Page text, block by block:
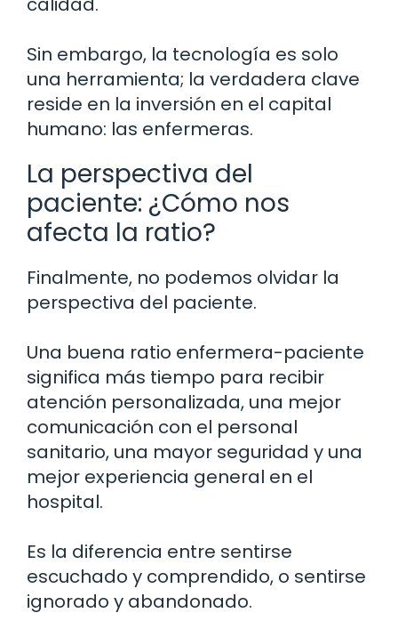
Sin embargo, la tecnología es solo
una herramienta; la verdadera clave
reside en la inversión en el capital
humano: las enfermeras.
La perspectiva del
paciente: ¿Cómo nos
afecta la ratio?
Finalmente, no podemos olvidar la
perspectiva del paciente.
Una buena ratio enfermera-paciente
significa más tiempo para recibir
atención personalizada, una mejor
comunicación con el personal
sanitario, una mayor seguridad y una
mejor experiencia general en el
hospital.
Es la diferencia entre sentirse
escuchado y comprendido, o sentirse
ignorado y abandonado.